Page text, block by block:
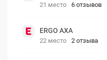
21 место 6 отзывов
ERGO AXA
22 место 2 отзыва